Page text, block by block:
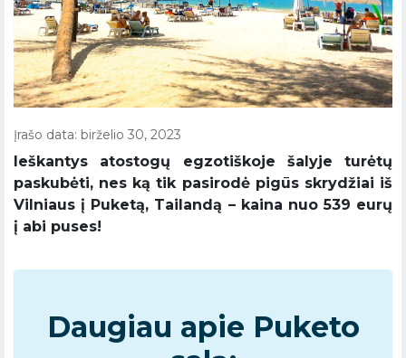
Įrašo data: birželio 30, 2023
Ieškantys atostogų egzotiškoje šalyje turėtų
paskubėti, nes ką tik pasirodė pigūs skrydžiai iš
Vilniaus į Puketą, Tailandą – kaina nuo 539 eurų
į abi puses!
Daugiau apie Puketo